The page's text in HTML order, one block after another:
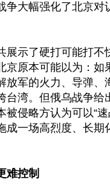
争大幅强化了北京对
展示了硬打可能打不
京原本可能以为：如
放军的火力、导弹、
台湾。但俄乌战争给
被侵略方认为可以“
成一场高烈度、长期
难控制